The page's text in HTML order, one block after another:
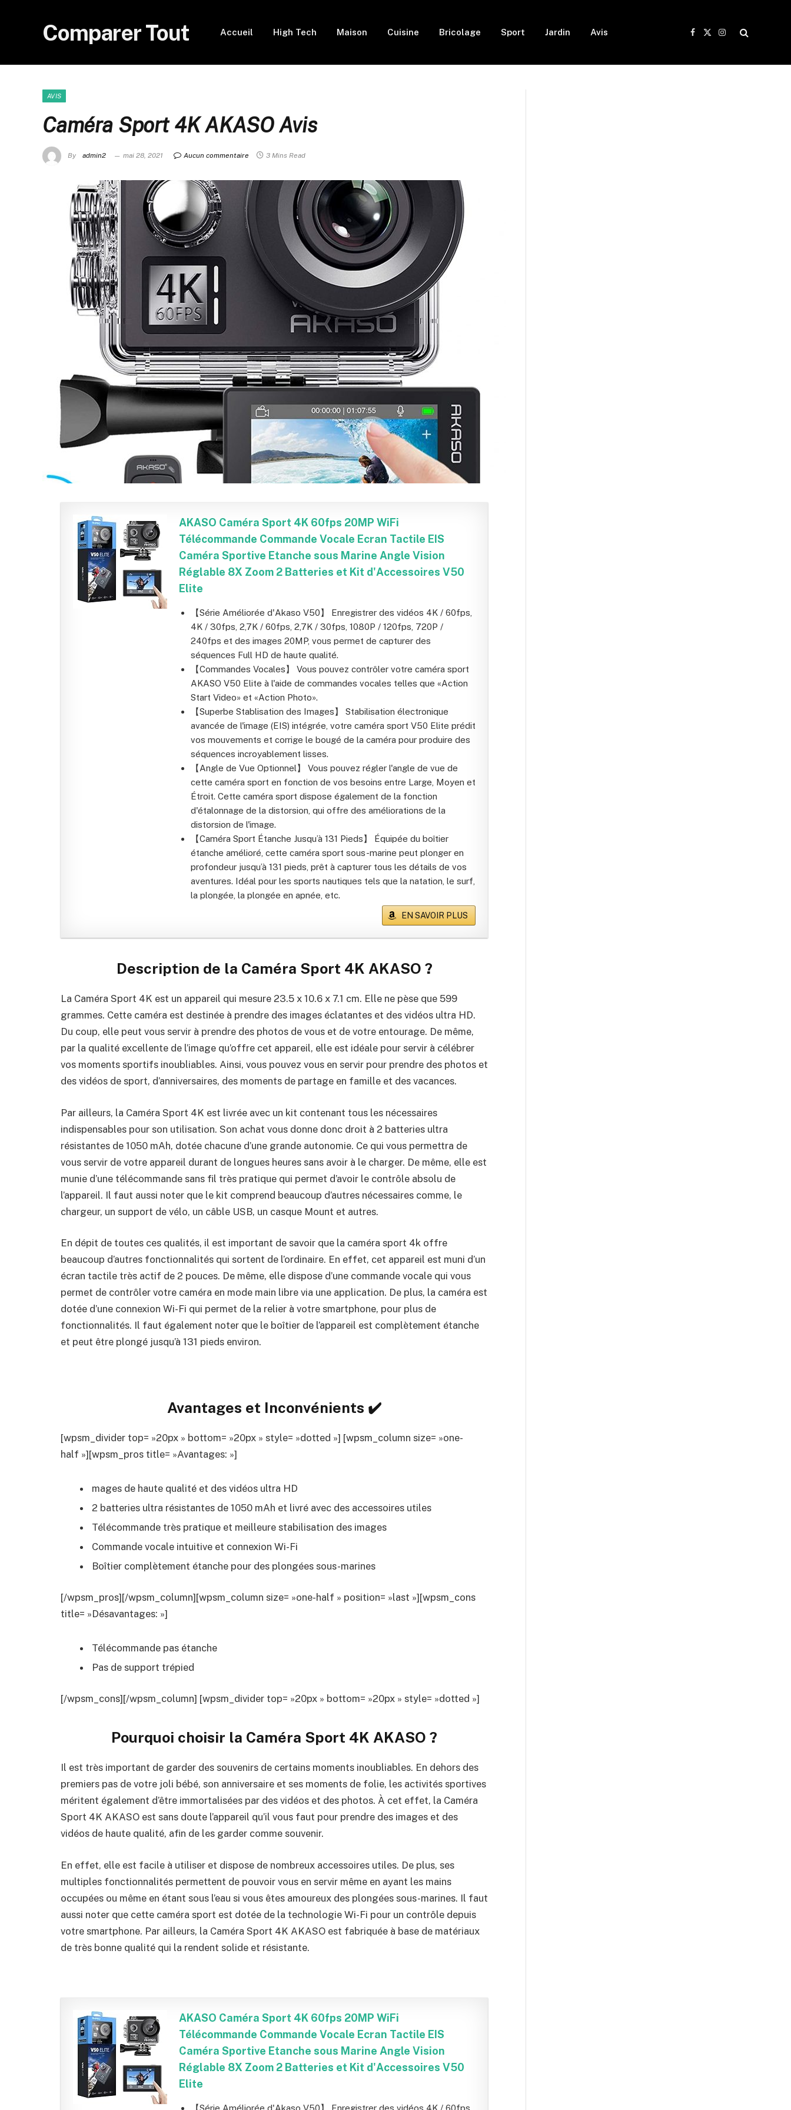
Comparer Tout Accueil High Tech Maison Cuisine Bricolage Sport Jardin Avis
Facebook
X
Instagram
AVIS
Caméra Sport 4K AKASO Avis
By admin2 mai 28, 2021 Aucun commentaire 3 Mins Read
AKASO Caméra Sport 4K 60fps 20MP WiFi
Télécommande Commande Vocale Ecran Tactile EIS
Caméra Sportive Etanche sous Marine Angle Vision
Réglable 8X Zoom 2 Batteries et Kit d'Accessoires V50
Elite
【Série Améliorée d'Akaso V50】 Enregistrer des vidéos 4K / 60fps,
4K / 30fps, 2,7K / 60fps, 2,7K / 30fps, 1080P / 120fps, 720P /
240fps et des images 20MP, vous permet de capturer des
séquences Full HD de haute qualité.
【Commandes Vocales】 Vous pouvez contrôler votre caméra sport
AKASO V50 Elite à l'aide de commandes vocales telles que «Action
Start Video» et «Action Photo».
【Superbe Stablisation des Images】 Stabilisation électronique
avancée de l'image (EIS) intégrée, votre caméra sport V50 Elite prédit
vos mouvements et corrige le bougé de la caméra pour produire des
séquences incroyablement lisses.
【Angle de Vue Optionnel】 Vous pouvez régler l'angle de vue de
cette caméra sport en fonction de vos besoins entre Large, Moyen et
Étroit. Cette caméra sport dispose également de la fonction
d'étalonnage de la distorsion, qui offre des améliorations de la
distorsion de l'image.
【Caméra Sport Étanche Jusqu’à 131 Pieds】 Équipée du boîtier
étanche amélioré, cette caméra sport sous-marine peut plonger en
profondeur jusqu’à 131 pieds, prêt à capturer tous les détails de vos
aventures. Idéal pour les sports nautiques tels que la natation, le surf,
la plongée, la plongée en apnée, etc.
EN SAVOIR PLUS
Description de la Caméra Sport 4K AKASO ?
La Caméra Sport 4K est un appareil qui mesure 23.5 x 10.6 x 7.1 cm. Elle ne pèse que 599
grammes. Cette caméra est destinée à prendre des images éclatantes et des vidéos ultra HD.
Du coup, elle peut vous servir à prendre des photos de vous et de votre entourage. De même,
par la qualité excellente de l’image qu’offre cet appareil, elle est idéale pour servir à célébrer
vos moments sportifs inoubliables. Ainsi, vous pouvez vous en servir pour prendre des photos et
des vidéos de sport, d’anniversaires, des moments de partage en famille et des vacances.
Par ailleurs, la Caméra Sport 4K est livrée avec un kit contenant tous les nécessaires
indispensables pour son utilisation. Son achat vous donne donc droit à 2 batteries ultra
résistantes de 1050 mAh, dotée chacune d’une grande autonomie. Ce qui vous permettra de
vous servir de votre appareil durant de longues heures sans avoir à le charger. De même, elle est
munie d’une télécommande sans fil très pratique qui permet d’avoir le contrôle absolu de
l’appareil. Il faut aussi noter que le kit comprend beaucoup d’autres nécessaires comme, le
chargeur, un support de vélo, un câble USB, un casque Mount et autres.
En dépit de toutes ces qualités, il est important de savoir que la caméra sport 4k offre
beaucoup d’autres fonctionnalités qui sortent de l’ordinaire. En effet, cet appareil est muni d’un
écran tactile très actif de 2 pouces. De même, elle dispose d’une commande vocale qui vous
permet de contrôler votre caméra en mode main libre via une application. De plus, la caméra est
dotée d’une connexion Wi-Fi qui permet de la relier à votre smartphone, pour plus de
fonctionnalités. Il faut également noter que le boîtier de l’appareil est complètement étanche
et peut être plongé jusqu’à 131 pieds environ.
Avantages et Inconvénients ✔️
[wpsm_divider top= »20px » bottom= »20px » style= »dotted »] [wpsm_column size= »one-
half »][wpsm_pros title= »Avantages: »]
mages de haute qualité et des vidéos ultra HD
2 batteries ultra résistantes de 1050 mAh et livré avec des accessoires utiles
Télécommande très pratique et meilleure stabilisation des images
Commande vocale intuitive et connexion Wi-Fi
Boîtier complètement étanche pour des plongées sous-marines
[/wpsm_pros][/wpsm_column][wpsm_column size= »one-half » position= »last »][wpsm_cons
title= »Désavantages: »]
Télécommande pas étanche
Pas de support trépied
[/wpsm_cons][/wpsm_column] [wpsm_divider top= »20px » bottom= »20px » style= »dotted »]
Pourquoi choisir la Caméra Sport 4K AKASO ?
Il est très important de garder des souvenirs de certains moments inoubliables. En dehors des
premiers pas de votre joli bébé, son anniversaire et ses moments de folie, les activités sportives
méritent également d’être immortalisées par des vidéos et des photos. À cet effet, la Caméra
Sport 4K AKASO est sans doute l’appareil qu’il vous faut pour prendre des images et des
vidéos de haute qualité, afin de les garder comme souvenir.
En effet, elle est facile à utiliser et dispose de nombreux accessoires utiles. De plus, ses
multiples fonctionnalités permettent de pouvoir vous en servir même en ayant les mains
occupées ou même en étant sous l’eau si vous êtes amoureux des plongées sous-marines. Il faut
aussi noter que cette caméra sport est dotée de la technologie Wi-Fi pour un contrôle depuis
votre smartphone. Par ailleurs, la Caméra Sport 4K AKASO est fabriquée à base de matériaux
de très bonne qualité qui la rendent solide et résistante.
AKASO Caméra Sport 4K 60fps 20MP WiFi
Télécommande Commande Vocale Ecran Tactile EIS
Caméra Sportive Etanche sous Marine Angle Vision
Réglable 8X Zoom 2 Batteries et Kit d'Accessoires V50
Elite
【Série Améliorée d'Akaso V50】 Enregistrer des vidéos 4K / 60fps,